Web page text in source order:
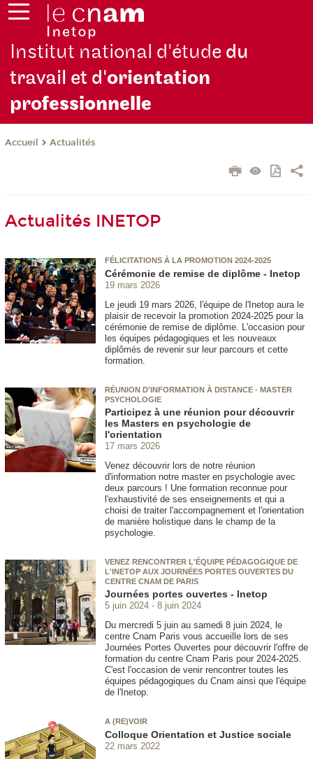
Institut national d'étude du
travail et d'orientation
professionnelle
Accueil Actualités
Actualités INETOP
FÉLICITATIONS À LA PROMOTION 2024-2025
Cérémonie de remise de diplôme - Inetop
19 mars 2026
Le jeudi 19 mars 2026, l'équipe de l'Inetop aura le
plaisir de recevoir la promotion 2024-2025 pour la
cérémonie de remise de diplôme. L'occasion pour
les équipes pédagogiques et les nouveaux
diplômés de revenir sur leur parcours et cette
formation.
RÉUNION D'INFORMATION À DISTANCE - MASTER
PSYCHOLOGIE
Participez à une réunion pour découvrir
les Masters en psychologie de
l'orientation
17 mars 2026
Venez découvrir lors de notre réunion
d'information notre master en psychologie avec
deux parcours ! Une formation reconnue pour
l'exhaustivité de ses enseignements et qui a
choisi de traiter l'accompagnement et l'orientation
de manière holistique dans le champ de la
psychologie.
VENEZ RENCONTRER L'ÉQUIPE PÉDAGOGIQUE DE
L'INETOP AUX JOURNÉES PORTES OUVERTES DU
CENTRE CNAM DE PARIS
Journées portes ouvertes - Inetop
5 juin 2024
8 juin 2024
Du mercredi 5 juin au samedi 8 juin 2024, le
centre Cnam Paris vous accueille lors de ses
Journées Portes Ouvertes pour découvrir l'offre de
formation du centre Cnam Paris pour 2024-2025.
C'est l'occasion de venir rencontrer toutes les
équipes pédagogiques du Cnam ainsi que l'équipe
de l'Inetop.
A (RE)VOIR
Colloque Orientation et Justice sociale
22 mars 2022